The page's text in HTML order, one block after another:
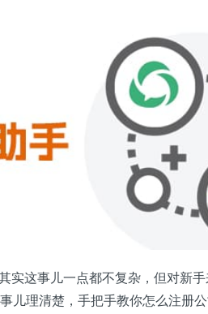
实这事儿一点都不复杂，但对新
儿理清楚，手把手教你怎么注册